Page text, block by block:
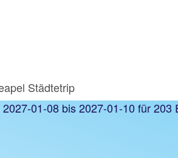
Städtetrip